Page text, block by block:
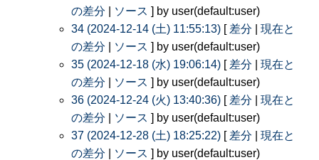
の差分
ソース ] by user(default:user)
34 (2024-12-14 (土) 11:55:13) [ 差分
現在と
の差分
ソース ] by user(default:user)
35 (2024-12-18 (水) 19:06:14) [ 差分
現在と
の差分
ソース ] by user(default:user)
36 (2024-12-24 (火) 13:40:36) [ 差分
現在と
の差分
ソース ] by user(default:user)
37 (2024-12-28 (土) 18:25:22) [ 差分
現在と
の差分
ソース ] by user(default:user)